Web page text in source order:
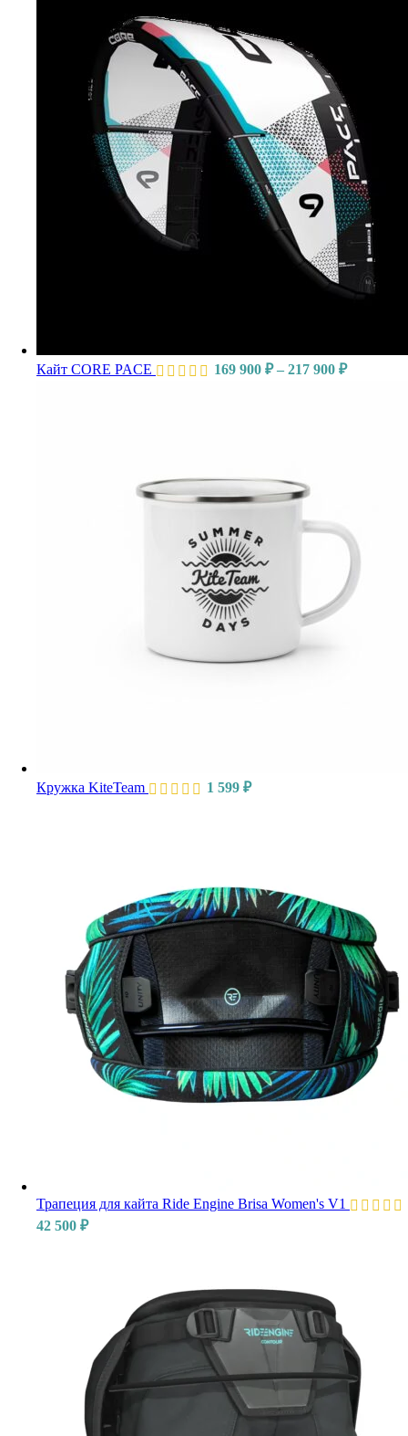
Кайт CORE PACE 169 900 ₽ – 217 900 ₽
Кружка KiteTeam 1 599 ₽
Трапеция для кайта Ride Engine Brisa Women's V1
42 500 ₽